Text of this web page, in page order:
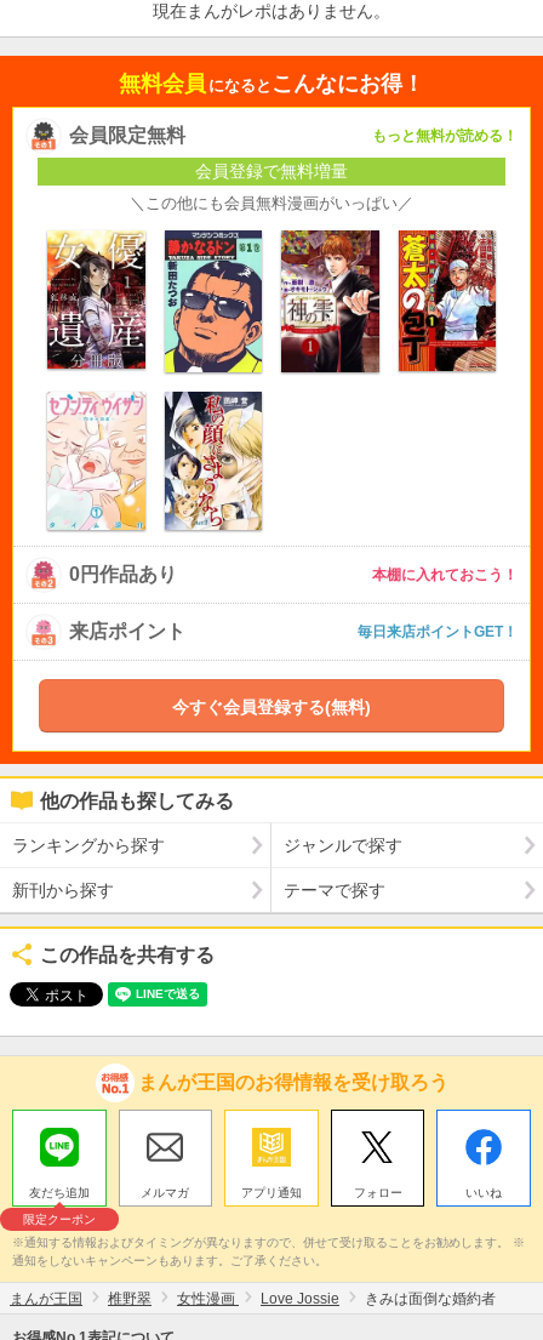
現在まんがレポはありません。
無料会員 になると こんなにお得！
会員限定無料 もっと無料が読める！
会員登録で無料増量
＼この他にも会員無料漫画がいっぱい／
0円作品あり 本棚に入れておこう！
来店ポイント 毎日来店ポイントGET！
今すぐ会員登録する(無料)
他の作品も探してみる
ランキングから探す ジャンルで探す
新刊から探す テーマで探す
この作品を共有する
まんが王国のお得情報を受け取ろう
友だち追加
限定クーポン
メルマガ アプリ通知 フォロー いいね
※通知する情報およびタイミングが異なりますので、併せて受け取ることをお勧めします。 ※
通知をしないキャンペーンもあります。ご了承ください。
まんが王国 椎野翠 女性漫画 Love Jossie きみは面倒な婚約者